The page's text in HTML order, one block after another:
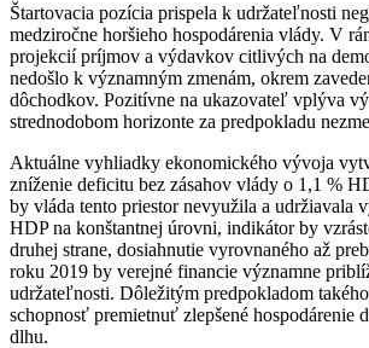
Štartovacia pozícia prispela k udržateľnosti
medziročne horšieho hospodárenia vlády. V
projekcií príjmov a výdavkov citlivých na
nedošlo k významným zmenám, okrem
dôchodkov. Pozitívne na ukazovateľ vplýva
strednodobom horizonte za predpokladu
Aktuálne vyhliadky ekonomického vývoja
zníženie deficitu bez zásahov vlády o 1,1 %
by vláda tento priestor nevyužila a udržiavala
HDP na konštantnej úrovni, indikátor by
druhej strane, dosiahnutie vyrovnaného až
roku 2019 by verejné financie významne
udržateľnosti. Dôležitým predpokladom
schopnosť premietnuť zlepšené hospodárenie
dlhu.